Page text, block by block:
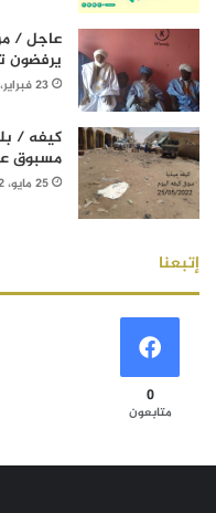
عاجل /
يرفضون
23 فبراير، 2021
كيفه /
مسبوق
25 مايو، 2022
إتبعنا
0
متابعون